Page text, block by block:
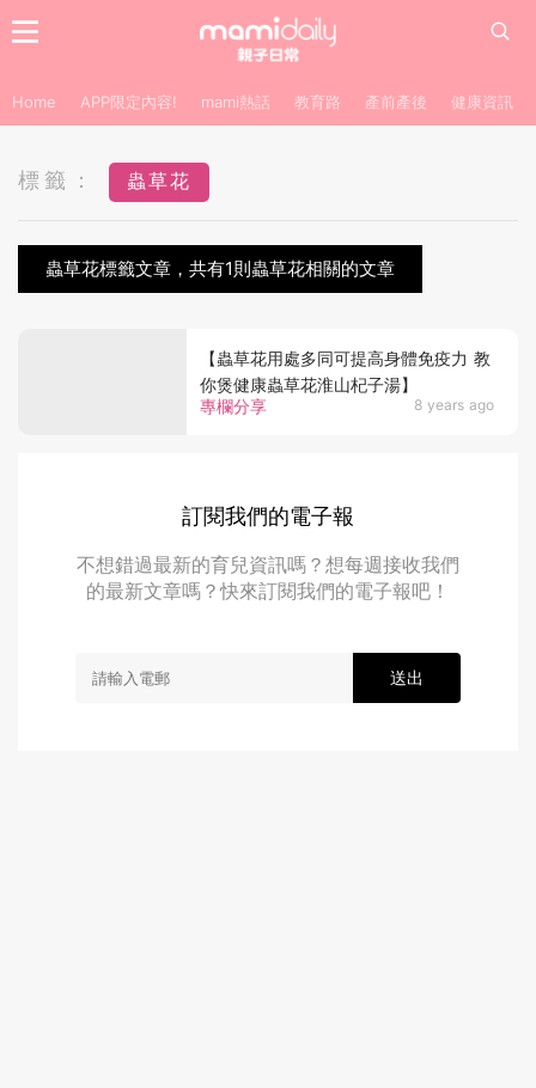
Home APP限定內容! mami熱話 教育路 產前產後 健康資訊
標籤： 蟲草花
蟲草花標籤文章，共有1則蟲草花相關的文章
專欄分享 8 years ago
【蟲草花用處多同可提高身體免疫力 教
你煲健康蟲草花淮山杞子湯】
訂閱我們的電子報
不想錯過最新的育兒資訊嗎？想每週接收我們
的最新文章嗎？快來訂閱我們的電子報吧！
送出